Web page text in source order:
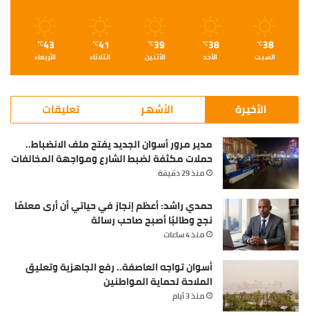
38
℃
السبت
38
℃
الأحد
39
℃
الأثنين
41
℃
الثلاثاء
43
℃
الأربعاء
الأخيرة الأشهر تعليقات
مدير مرور أسوان الجديد يفتح ملف الانضباط..
حملات مكثفة لضبط الشارع ومواجهة المخالفات
منذ 29 دقيقة
حمدي راشد: أعظم إنجاز في حياتي أن أرى معلمًا
نجح وطالبًا أصبح صاحب رسالة
منذ 4 ساعات
أسوان تواجه العاصفة.. رفع الجاهزية وتعليق
الملاحة لحماية المواطنين
منذ 3 أيام